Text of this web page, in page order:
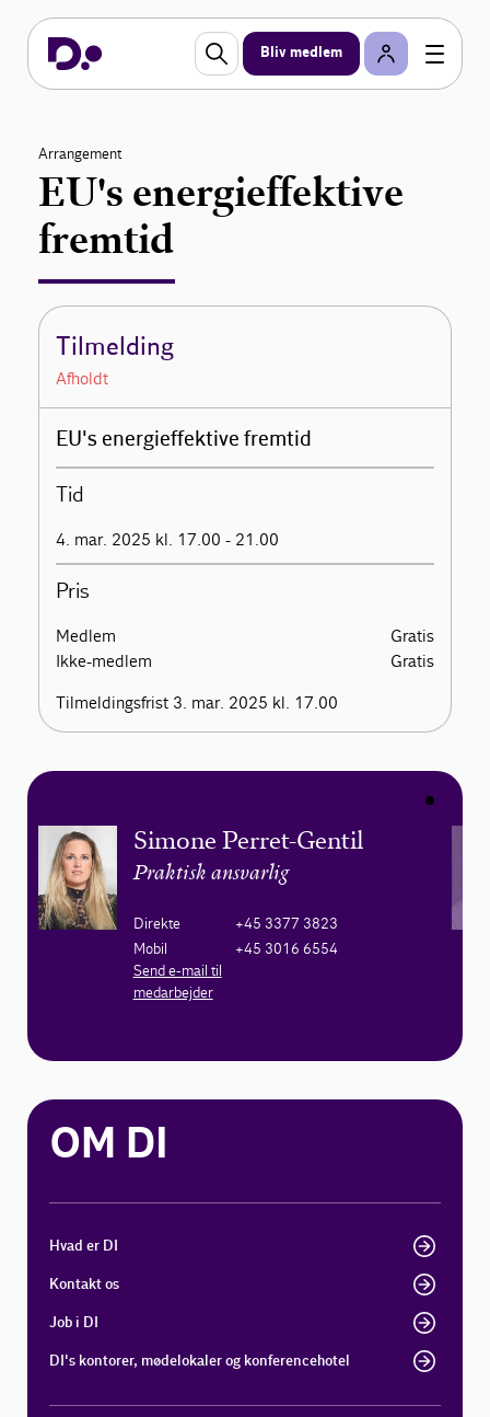
Bliv medlem
Arrangement
EU's energieffektive
fremtid
Tilmelding
Afholdt
EU's energieffektive fremtid
Tid
4. mar. 2025 kl. 17.00 - 21.00
Pris
Medlem
Gratis
Ikke-medlem
Gratis
Tilmeldingsfrist 3. mar. 2025 kl. 17.00
Simone Perret-Gentil
Praktisk ansvarlig
Direkte
+45 3377 3823
Mobil
+45 3016 6554
Send e-mail til
medarbejder
OM DI
Hvad er DI
Kontakt os
Job i DI
DI's kontorer, mødelokaler og konferencehotel